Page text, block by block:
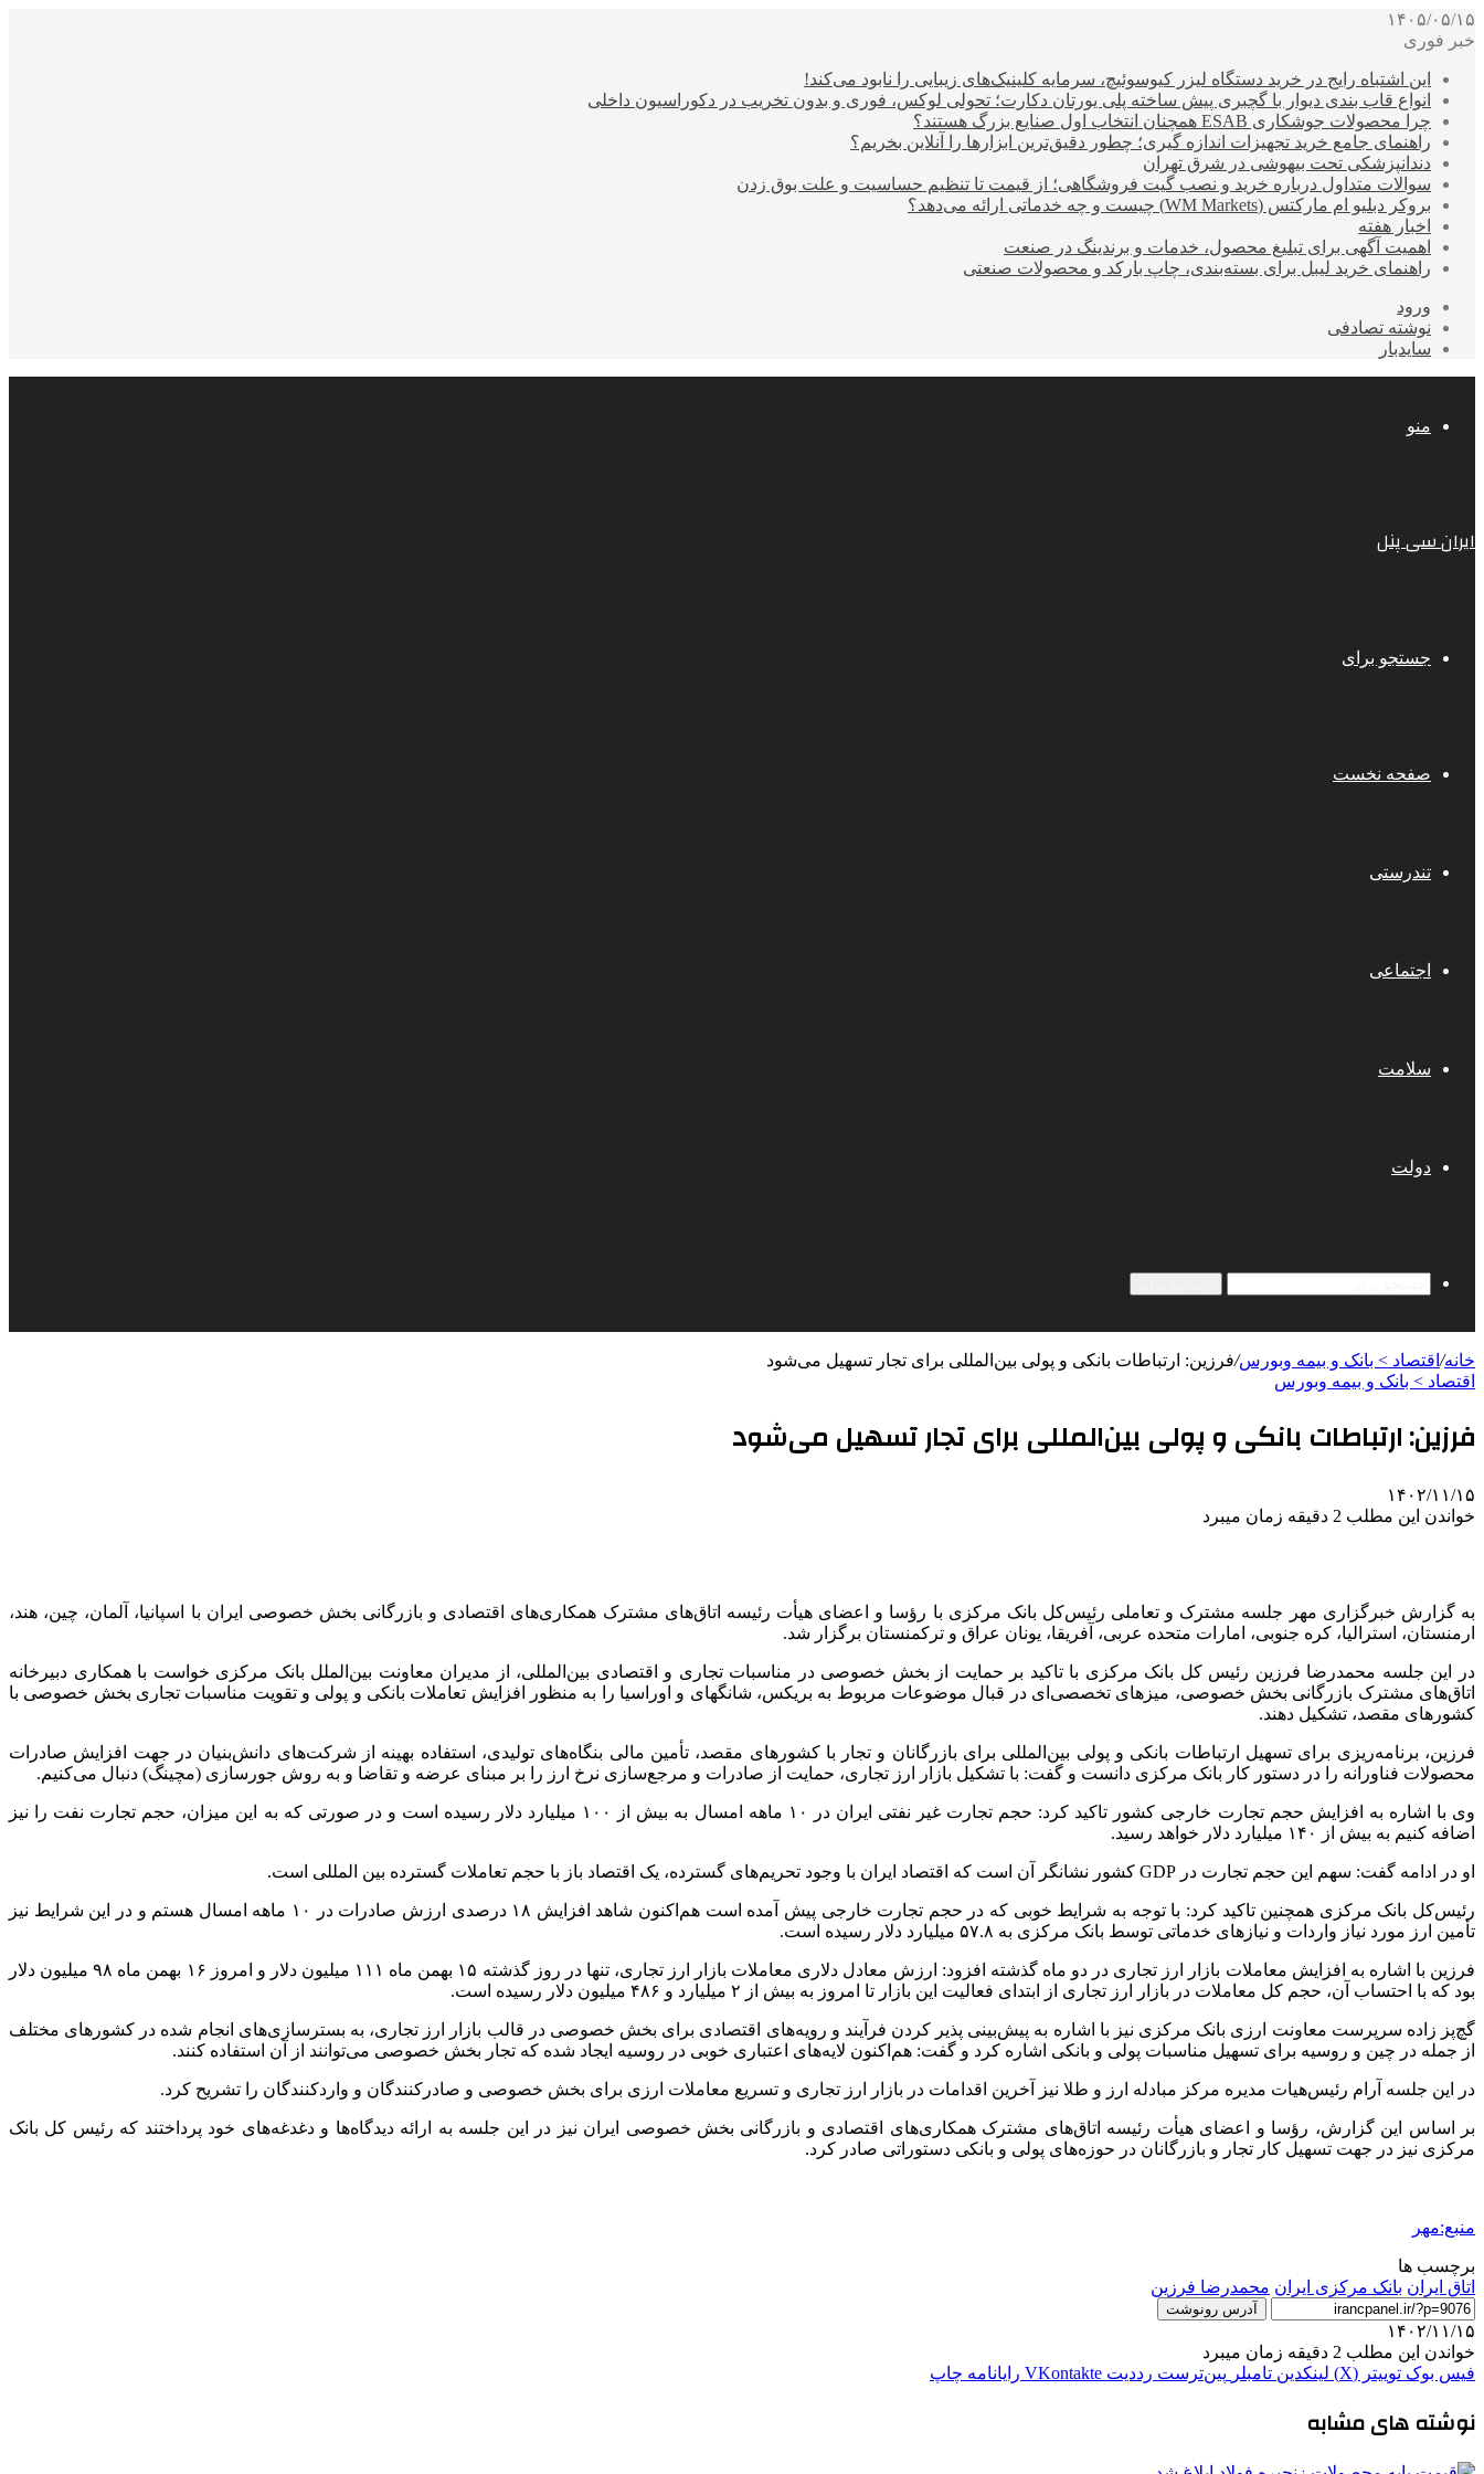
۱۴۰۵/۰۵/۱۵
خبر فوری
این اشتباه رایج در خرید دستگاه لیزر کیوسوئیچ، سرمایه کلینیک‌های زیبایی را نابود می‌کند!
انواع قاب بندی دیوار با گچبری پیش ساخته پلی یورتان دکارت؛ تحولی لوکس، فوری و بدون تخریب در دکوراسیون داخلی
چرا محصولات جوشکاری ESAB همچنان انتخاب اول صنایع بزرگ هستند؟
راهنمای جامع خرید تجهیزات اندازه گیری؛ چطور دقیق‌ترین ابزارها را آنلاین بخریم؟
دندانپزشکی تحت بیهوشی در شرق تهران
سوالات متداول درباره خرید و نصب گیت فروشگاهی؛ از قیمت تا تنظیم حساسیت و علت بوق زدن
بروکر دبلیو ام مارکتس (WM Markets) چیست و چه خدماتی ارائه می‌دهد؟
اخبار هفته
اهمیت آگهی برای تبلیغ محصول، خدمات و برندینگ در صنعت
راهنمای خرید لیبل برای بسته‌بندی، چاپ بارکد و محصولات صنعتی
ورود
نوشته تصادفی
سایدبار
منو
ایران سی پنل
جستجو برای
صفحه نخست
تندرستی
اجتماعی
سلامت
دولت
خانه/ اقتصاد > بانک و بیمه وبورس/فرزین: ارتباطات بانکی و پولی بین‌المللی برای تجار تسهیل می‌شود
اقتصاد > بانک و بیمه وبورس
فرزین: ارتباطات بانکی و پولی بین‌المللی برای تجار تسهیل می‌شود
۱۴۰۲/۱۱/۱۵
خواندن این مطلب 2 دقیقه زمان میبرد
به گزارش خبرگزاری مهر جلسه مشترک و تعاملی رئیس‌کل بانک مرکزی با رؤسا و اعضای هیأت رئیسه اتاق‌های مشترک همکاری‌های اقتصادی و بازرگانی بخش خصوصی ایران با اسپانیا، آلمان، چین، هند،
ارمنستان، استرالیا، کره جنوبی، امارات متحده عربی، آفریقا، یونان عراق و ترکمنستان برگزار شد.
در این جلسه محمدرضا فرزین رئیس کل بانک مرکزی با تاکید بر حمایت از بخش خصوصی در مناسبات تجاری و اقتصادی بین‌المللی، از مدیران معاونت بین‌الملل بانک مرکزی خواست با همکاری دبیرخانه
اتاق‌های مشترک بازرگانی بخش خصوصی، میزهای تخصصی‌ای در قبال موضوعات مربوط به بریکس، شانگهای و اوراسیا را به منظور افزایش تعاملات بانکی و پولی و تقویت مناسبات تجاری بخش خصوصی با
کشورهای مقصد، تشکیل دهند.
فرزین، برنامه‌ریزی برای تسهیل ارتباطات بانکی و پولی بین‌المللی برای بازرگانان و تجار با کشورهای مقصد، تأمین مالی بنگاه‌های تولیدی، استفاده بهینه از شرکت‌های دانش‌بنیان در جهت افزایش صادرات
محصولات فناورانه را در دستور کار بانک مرکزی دانست و گفت: با تشکیل بازار ارز تجاری، حمایت از صادرات و مرجع‌سازی نرخ ارز را بر مبنای عرضه و تقاضا و به روش جورسازی (مچینگ) دنبال می‌کنیم.
وی با اشاره به افزایش حجم تجارت خارجی کشور تاکید کرد: حجم تجارت غیر نفتی ایران در ۱۰ ماهه امسال به بیش از ۱۰۰ میلیارد دلار رسیده است و در صورتی که به این میزان، حجم تجارت نفت را نیز
اضافه کنیم به بیش از ۱۴۰ میلیارد دلار خواهد رسید.
او در ادامه گفت: سهم این حجم تجارت در GDP کشور نشانگر آن است که اقتصاد ایران با وجود تحریم‌های گسترده، یک اقتصاد باز با حجم تعاملات گسترده بین المللی است.
رئیس‌کل بانک مرکزی همچنین تاکید کرد: با توجه به شرایط خوبی که در حجم تجارت خارجی پیش آمده است هم‌اکنون شاهد افزایش ۱۸ درصدی ارزش صادرات در ۱۰ ماهه امسال هستم و در این شرایط نیز
تأمین ارز مورد نیاز واردات و نیازهای خدماتی توسط بانک مرکزی به ۵۷.۸ میلیارد دلار رسیده است.
فرزین با اشاره به افزایش معاملات بازار ارز تجاری در دو ماه گذشته افزود: ارزش معادل دلاری معاملات بازار ارز تجاری، تنها در روز گذشته ۱۵ بهمن ماه ۱۱۱ میلیون دلار و امروز ۱۶ بهمن ماه ۹۸ میلیون دلار
بود که با احتساب آن، حجم کل معاملات در بازار ارز تجاری از ابتدای فعالیت این بازار تا امروز به بیش از ۲ میلیارد و ۴۸۶ میلیون دلار رسیده است.
گچ‌پز زاده سرپرست معاونت ارزی بانک مرکزی نیز با اشاره به پیش‌بینی پذیر کردن فرآیند و رویه‌های اقتصادی برای بخش خصوصی در قالب بازار ارز تجاری، به بسترسازی‌های انجام شده در کشورهای مختلف
از جمله در چین و روسیه برای تسهیل مناسبات پولی و بانکی اشاره کرد و گفت: هم‌اکنون لایه‌های اعتباری خوبی در روسیه ایجاد شده که تجار بخش خصوصی می‌توانند از آن استفاده کنند.
در این جلسه آرام رئیس‌هیات مدیره مرکز مبادله ارز و طلا نیز آخرین اقدامات در بازار ارز تجاری و تسریع معاملات ارزی برای بخش خصوصی و صادرکنندگان و واردکنندگان را تشریح کرد.
بر اساس این گزارش، رؤسا و اعضای هیأت رئیسه اتاق‌های مشترک همکاری‌های اقتصادی و بازرگانی بخش خصوصی ایران نیز در این جلسه به ارائه دیدگاه‌ها و دغدغه‌های خود پرداختند که رئیس کل بانک
مرکزی نیز در جهت تسهیل کار تجار و بازرگانان در حوزه‌های پولی و بانکی دستوراتی صادر کرد.
منبع:مهر
برچسب ها
اتاق ایران بانک مرکزی ایران محمدرضا فرزین
آدرس رونوشت
۱۴۰۲/۱۱/۱۵
خواندن این مطلب 2 دقیقه زمان میبرد
فیس بوک توییتر (X) لینکدین ‫تامبلر ‫پین‌ترست ‫رددیت ‫VKontakte رایانامه چاپ
نوشته های مشابه